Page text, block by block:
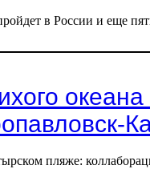
в России и еще
пляже: